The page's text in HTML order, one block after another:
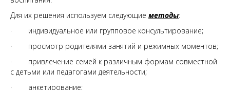
Для их решения используем следующие методы:
· индивидуальное или групповое консультирование;
· просмотр родителями занятий и режимных моментов;
· привлечение семей к различным формам совместной
с детьми или педагогами деятельности;
· анкетирование;